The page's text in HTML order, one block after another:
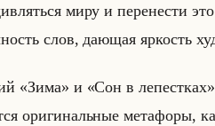
миру и перенести
слов, да­ющая яр­кость
«Зима» и «Сон в
ори­ги­нальные ме­та­фо­ры,